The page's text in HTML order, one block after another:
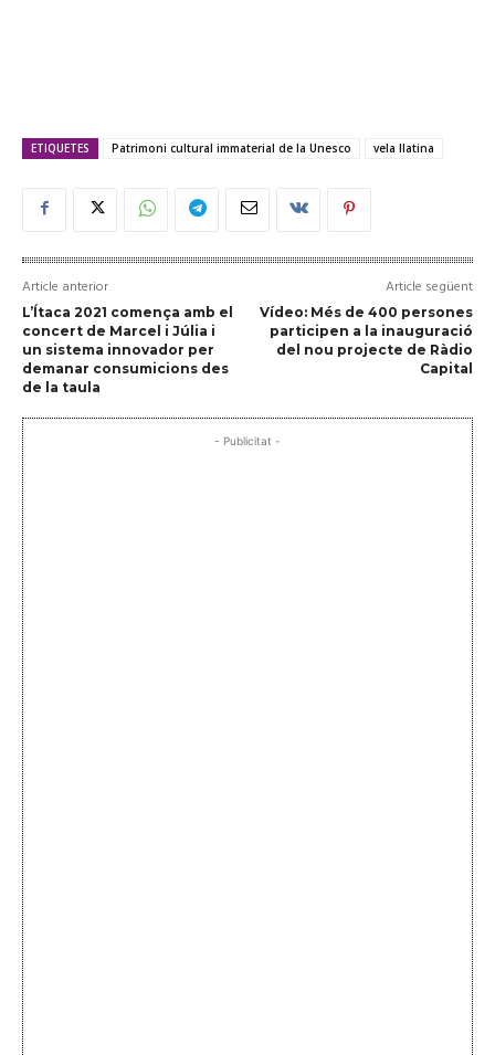
ETIQUETES Patrimoni cultural immaterial de la Unesco vela llatina
Article anterior
L’Ítaca 2021 comença amb el
concert de Marcel i Júlia i
un sistema innovador per
demanar consumicions des
de la taula
Article següent
Vídeo: Més de 400 persones
participen a la inauguració
del nou projecte de Ràdio
Capital
- Publicitat -